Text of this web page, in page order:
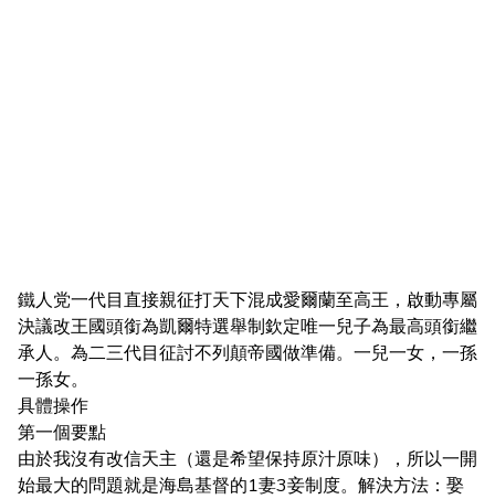
鐵人党一代目直接親征打天下混成愛爾蘭至高王，啟動專屬
決議改王國頭銜為凱爾特選舉制欽定唯一兒子為最高頭銜繼
承人。為二三代目征討不列顛帝國做準備。一兒一女，一孫
一孫女。
具體操作
第一個要點
由於我沒有改信天主（還是希望保持原汁原味），所以一開
始最大的問題就是海島基督的1妻3妾制度。解決方法：娶